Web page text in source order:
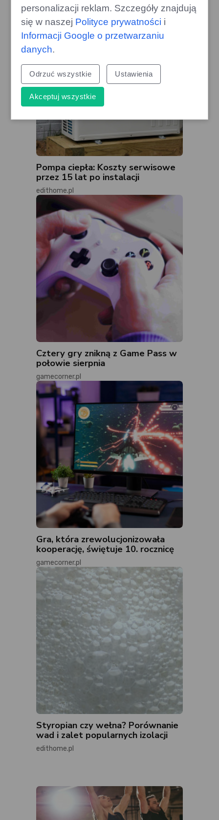
gazoo.pl
Pompa ciepła: Koszty serwisowe
przez 15 lat po instalacji
edithome.pl
Cztery gry znikną z Game Pass w
połowie sierpnia
gamecorner.pl
Gra, która zrewolucjonizowała
kooperację, świętuje 10. rocznicę
gamecorner.pl
Styropian czy wełna? Porównanie
wad i zalet popularnych izolacji
edithome.pl
personalizacji reklam. Szczegóły znajdują
się w naszej Polityce prywatności i
Informacji Google o przetwarzaniu
danych.
Odrzuć wszystkie Ustawienia
Akceptuj wszystkie